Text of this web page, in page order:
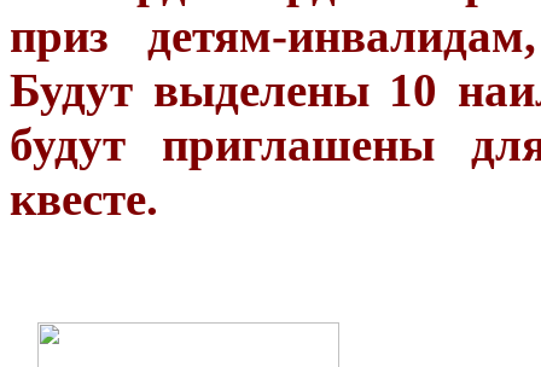
приз детям-
Будут выделены 10
будут приглашены
квесте.